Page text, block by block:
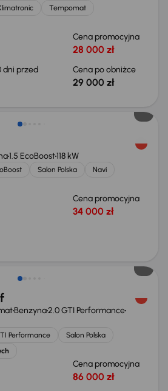
Tempomat
Cena promocyjna
28 000 zł
dni przed
Cena po obniżce
29 000 zł
1.5 EcoBoost118 kW
Salon Polska
Navi
Cena promocyjna
34 000 zł
Benzyna2.0 GTI Performance
Performance
Salon Polska
Cena promocyjna
86 000 zł